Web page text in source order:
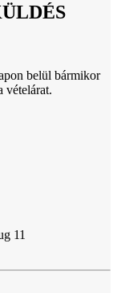
belül bármikor
vételárat.
11